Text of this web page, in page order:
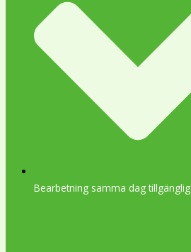
Bearbetning samma dag tillgänglig